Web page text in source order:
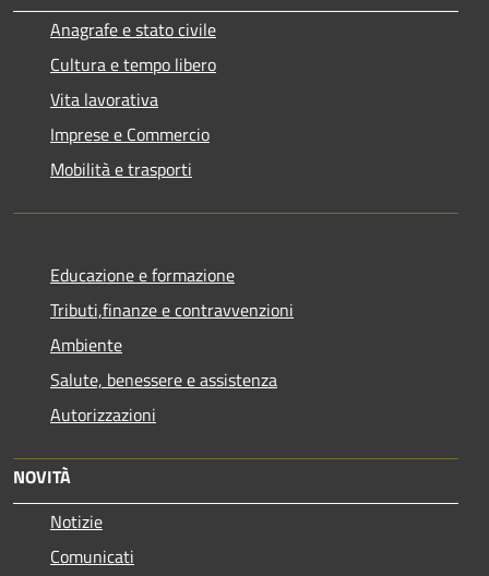
Anagrafe e stato civile
Cultura e tempo libero
Vita lavorativa
Imprese e Commercio
Mobilità e trasporti
Educazione e formazione
Tributi,finanze e contravvenzioni
Ambiente
Salute, benessere e assistenza
Autorizzazioni
NOVITÀ
Notizie
Comunicati